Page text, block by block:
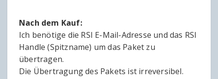
Nach dem Kauf:
Ich benötige die RSI E-Mail-Adresse und das RSI
Handle (Spitzname) um das Paket zu
übertragen.
Die Übertragung des Pakets ist irreversibel.